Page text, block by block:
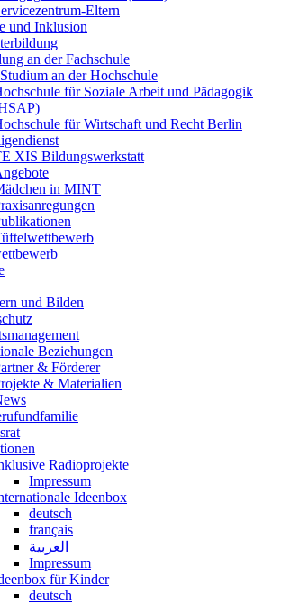
Eltern
und Inklusion
an der Fachschule
an der Hochschule
für Soziale Arbeit und Pädagogik
für Wirtschaft und Recht Berlin
XIS Bildungswerkstatt
in MINT
und Bilden
Beziehungen
& Förderer
& Materialien
Radioprojekte
Impressum
Ideenbox
deutsch
français
العربية
Impressum
für Kinder
deutsch